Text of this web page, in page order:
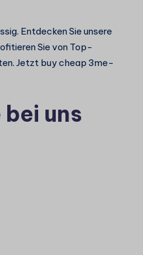
Entdecken Sie unsere
Sie von Top-
Jetzt buy cheap 3me-
uns